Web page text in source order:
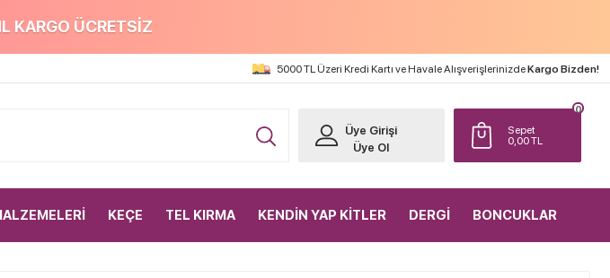
KARGO ÜCRETSİZ
5000 TL Üzeri Kredi Kartı ve Havale AlışverişlerinizdeKargo Bizden!
Sepet
0,00TL
0
Üye Girişi
Üye Ol
KEÇE TEL KIRMA KENDİN YAP KİTLER DERGİ BONCUKLAR